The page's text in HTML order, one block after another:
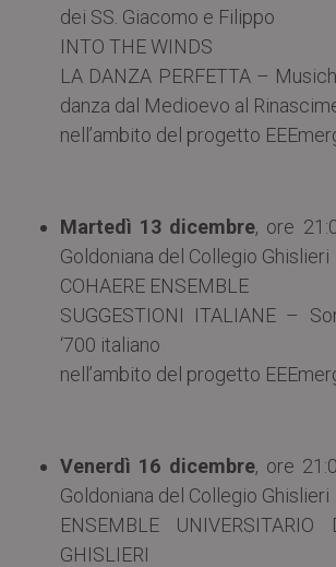
dei SS. Giacomo e Filippo
INTO THE WINDS
LA DANZA PERFETTA –
danza dal Medioevo al
nell’ambito del progetto
Martedì 13 dicembre, ore
Goldoniana del Collegio Ghislieri
COHAERE ENSEMBLE
SUGGESTIONI ITALIANE –
‘700 italiano
nell’ambito del progetto
Venerdì 16 dicembre, ore
Goldoniana del Collegio Ghislieri
ENSEMBLE UNIVERSITARIO
GHISLIERI